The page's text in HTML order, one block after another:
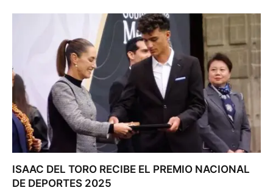
ISAAC DEL TORO RECIBE EL PREMIO NACIONAL
DE DEPORTES 2025